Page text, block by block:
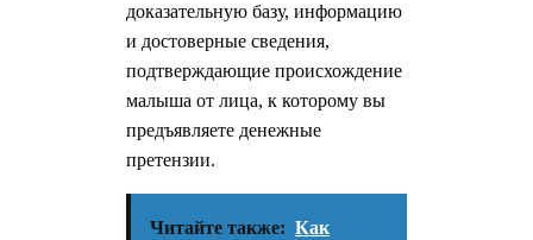
доказательную базу, информацию
и достоверные сведения,
подтверждающие происхождение
малыша от лица, к которому вы
предъявляете денежные
претензии.
Читайте также: Как